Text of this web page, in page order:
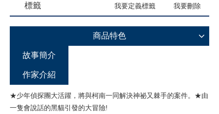
標籤 我要定義標籤 我要刪除
商品特色
故事簡介
作家介紹
★少年偵探團大活躍，將與柯南一同解決神祕又棘手的案件。★由
一隻會說話的黑貓引發的大冒險!